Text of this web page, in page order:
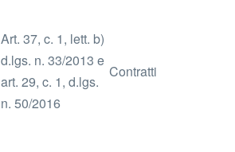
Art. 37, c. 1, lett. b)
d.lgs. n. 33/2013 e
art. 29, c. 1, d.lgs.
n. 50/2016
Contratti